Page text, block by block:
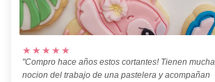
★★★★★
"Compro hace años estos cortantes! Tienen mucha
nocion del trabajo de una pastelera y acompañan